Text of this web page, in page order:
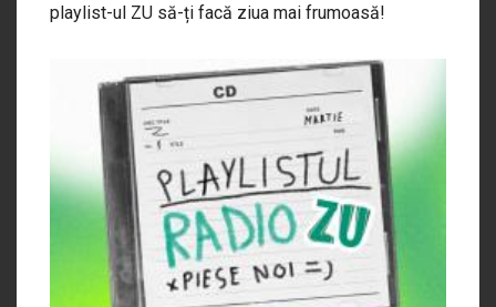
playlist-ul ZU să-ți facă ziua mai frumoasă!